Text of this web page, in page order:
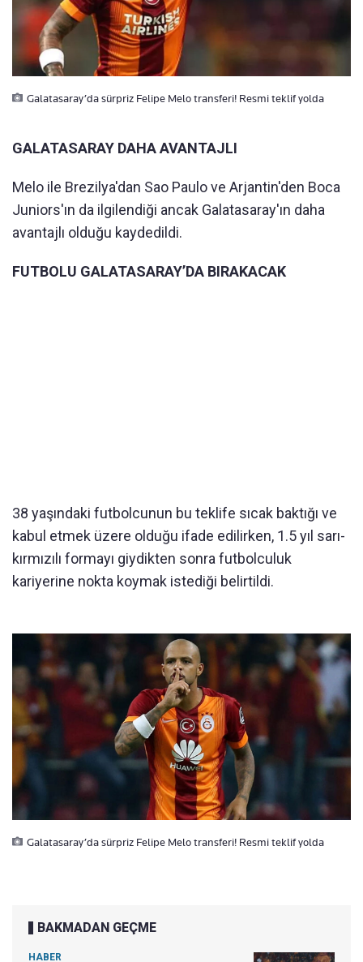
Galatasaray’da sürpriz Felipe Melo transferi! Resmi teklif yolda
GALATASARAY DAHA AVANTAJLI
Melo ile Brezilya'dan Sao Paulo ve Arjantin'den Boca
Juniors'ın da ilgilendiği ancak Galatasaray'ın daha
avantajlı olduğu kaydedildi.
FUTBOLU GALATASARAY’DA BIRAKACAK
38 yaşındaki futbolcunun bu teklife sıcak baktığı ve
kabul etmek üzere olduğu ifade edilirken, 1.5 yıl sarı-
kırmızılı formayı giydikten sonra futbolculuk
kariyerine nokta koymak istediği belirtildi.
Galatasaray’da sürpriz Felipe Melo transferi! Resmi teklif yolda
BAKMADAN GEÇME
HABER